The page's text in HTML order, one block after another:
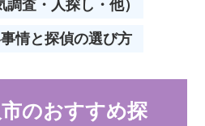
査・人探し・他）
情と探偵の選び方
のおすすめ探